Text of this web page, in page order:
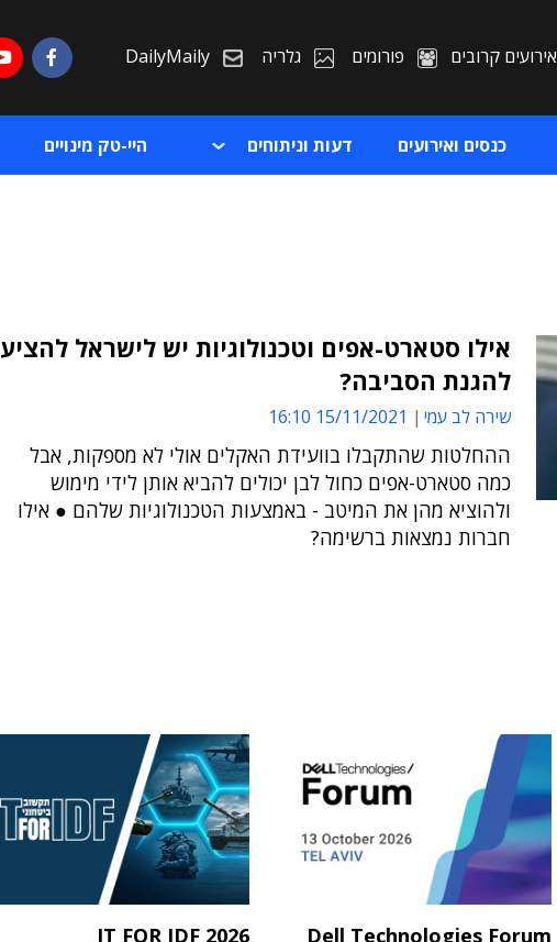
אירועים קרובים פורומים גלריה DailyMaily
כנסים ואירועים דעות וניתוחים היי-טק מינויים
אילו סטארט-אפים וטכנולוגיות יש לישראל להציע
להגנת הסביבה?
שירה לב עמי 15/11/2021 16:10
ההחלטות שהתקבלו בוועידת האקלים אולי לא מספקות, אבל
כמה סטארט-אפים כחול לבן יכולים להביא אותן לידי מימוש
ולהוציא מהן את המיטב - באמצעות הטכנולוגיות שלהם ● אילו
חברות נמצאות ברשימה?
Dell Technologies Forum
IT FOR IDF 2026